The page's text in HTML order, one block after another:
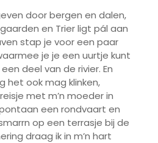
door bergen en dalen,
en Trier ligt pál aan
stap je voor een paar
je je een uurtje kunt
deel van de rivier. En
het ook mag klinken,
met m’n moeder in
een rondvaart en
op een terrasje bij de
draag ik in m’n hart